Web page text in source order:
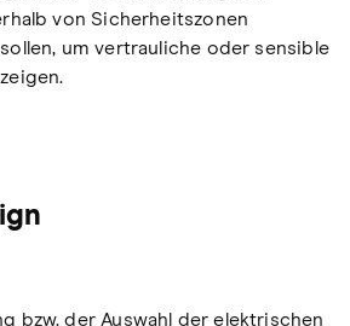
von Sicherheitszonen
um vertrauliche oder sensible
bzw. der Auswahl der elektrischen